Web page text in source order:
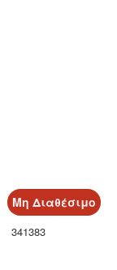
Μη Διαθέσιμο
341383